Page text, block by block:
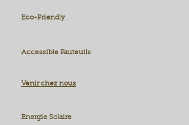
Eco-Friendly
Accessible Fauteuils
Venir chez nous
Energie Solaire